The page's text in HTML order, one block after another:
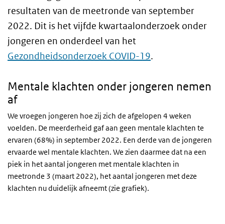
resultaten van de meetronde van september
2022. Dit is het vijfde kwartaalonderzoek onder
jongeren en onderdeel van het
Gezondheidsonderzoek COVID-19.
Mentale klachten onder jongeren nemen
af
We vroegen jongeren hoe zij zich de afgelopen 4 weken
voelden. De meerderheid gaf aan geen mentale klachten te
ervaren (68%) in september 2022. Een derde van de jongeren
ervaarde wel mentale klachten. We zien daarmee dat na een
piek in het aantal jongeren met mentale klachten in
meetronde 3 (maart 2022), het aantal jongeren met deze
klachten nu duidelijk afneemt (zie grafiek).